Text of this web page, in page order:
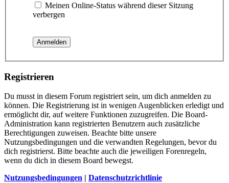
Meinen Online-Status während dieser Sitzung
verbergen
Registrieren
Du musst in diesem Forum registriert sein, um dich anmelden zu
können. Die Registrierung ist in wenigen Augenblicken erledigt und
ermöglicht dir, auf weitere Funktionen zuzugreifen. Die Board-
Administration kann registrierten Benutzern auch zusätzliche
Berechtigungen zuweisen. Beachte bitte unsere
Nutzungsbedingungen und die verwandten Regelungen, bevor du
dich registrierst. Bitte beachte auch die jeweiligen Forenregeln,
wenn du dich in diesem Board bewegst.
Nutzungsbedingungen | Datenschutzrichtlinie